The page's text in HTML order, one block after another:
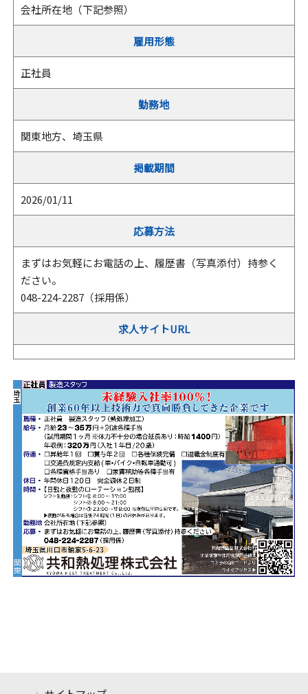
会社所在地（下記参照）
雇用形態
正社員
勤務地
関東地方、埼玉県
掲載期間
2026/01/11
応募方法
まずはお気軽にお電話の上、履歴書（写真添付）持参く
ださい。
048-224-2287（採用係）
求人サイトURL